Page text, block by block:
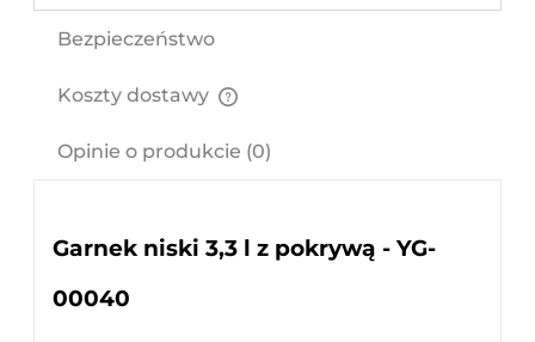
Bezpieczeństwo
Koszty dostawy
Opinie o produkcie (0)
Garnek niski 3,3 l z pokrywą - YG-
00040